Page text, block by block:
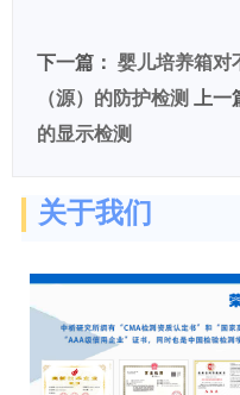
下一篇： 婴儿培养箱对
（源）的防护检测
上一
的显示检测
关于我们